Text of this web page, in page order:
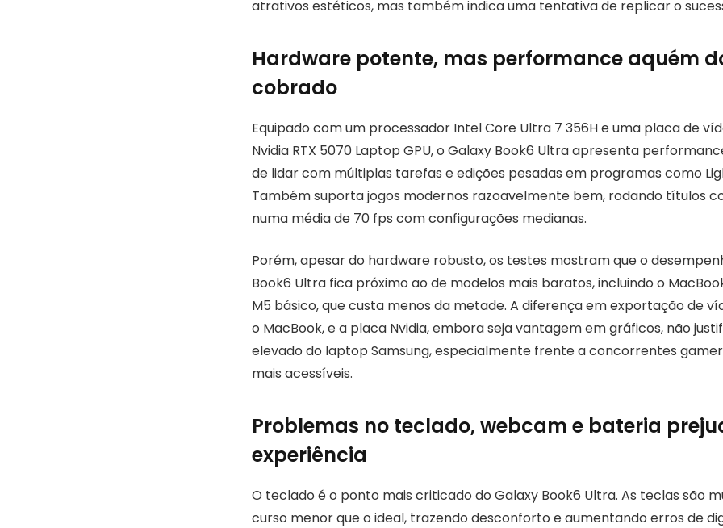
atrativos estéticos, mas também indica uma tentativa de replicar o
Hardware potente, mas performance aquém
cobrado
Equipado com um processador Intel Core Ultra 7 356H e uma placa de
Nvidia RTX 5070 Laptop GPU, o Galaxy Book6 Ultra apresenta
de lidar com múltiplas tarefas e edições pesadas em programas como
Também suporta jogos modernos razoavelmente bem, rodando títulos
numa média de 70 fps com configurações medianas.
Porém, apesar do hardware robusto, os testes mostram que o
Book6 Ultra fica próximo ao de modelos mais baratos, incluindo o
M5 básico, que custa menos da metade. A diferença em exportação de
o MacBook, e a placa Nvidia, embora seja vantagem em gráficos, não
elevado do laptop Samsung, especialmente frente a concorrentes
mais acessíveis.
Problemas no teclado, webcam e bateria
experiência
O teclado é o ponto mais criticado do Galaxy Book6 Ultra. As teclas são
curso menor que o ideal, trazendo desconforto e aumentando erros de